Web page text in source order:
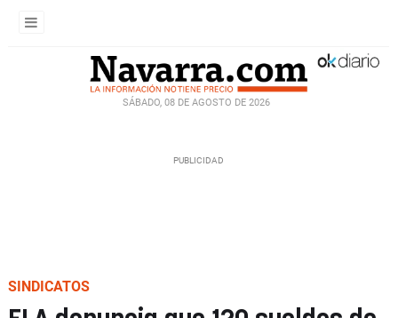
SÁBADO, 08 DE AGOSTO DE 2026
SINDICATOS